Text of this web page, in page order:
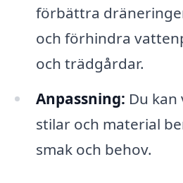
förbättra
och förhindra
och trädgårdar.
Anpassning: Du kan
stilar och material
smak och behov.